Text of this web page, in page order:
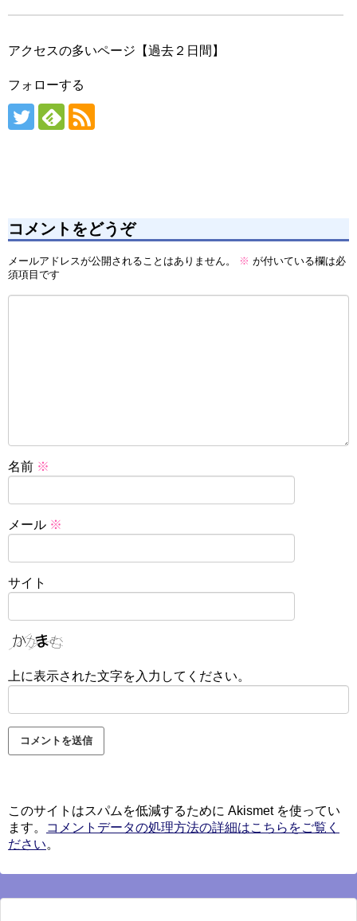
アクセスの多いページ【過去２日間】
フォローする
コメントをどうぞ
メールアドレスが公開されることはありません。 ※ が付いている欄は必
須項目です
名前 ※
メール ※
サイト
上に表示された文字を入力してください。
このサイトはスパムを低減するために Akismet を使ってい
ます。
コメントデータの処理方法の詳細はこちらをご覧く
ださい。